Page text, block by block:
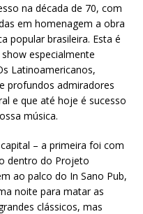
na década de 70, com
em homenagem a obra
popular brasileira. Esta é
especialmente
Latinoamericanos,
profundos admiradores
e que até hoje é sucesso
música.
– a primeira foi com
dentro do Projeto
ao palco do In Sano Pub,
noite para matar as
clássicos, mas